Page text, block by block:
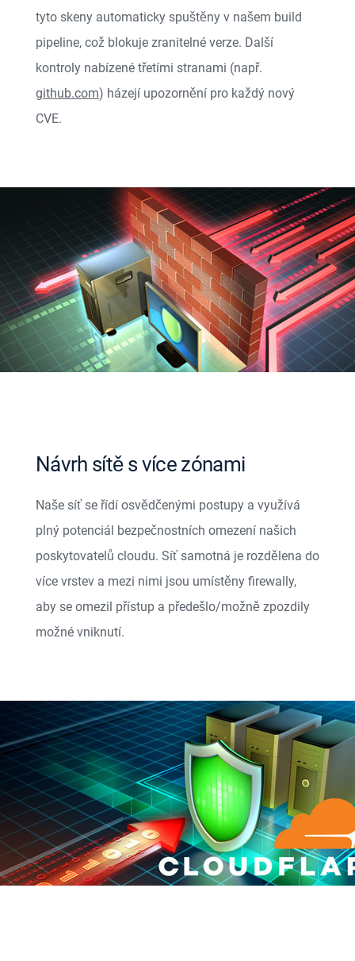
tyto skeny automaticky spuštěny v našem build
pipeline, což blokuje zranitelné verze. Další
kontroly nabízené třetími stranami (např.
github.com) házejí upozornění pro každý nový
CVE.
Návrh sítě s více zónami
Naše síť se řídí osvědčenými postupy a využívá
plný potenciál bezpečnostních omezení našich
poskytovatelů cloudu. Síť samotná je rozdělena do
více vrstev a mezi nimi jsou umístěny firewally,
aby se omezil přístup a předešlo/možně zpozdily
možné vniknutí.